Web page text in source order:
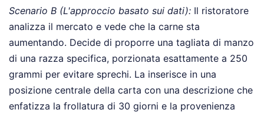
Scenario B (L'approccio basato sui dati): Il ristoratore
analizza il mercato e vede che la carne sta
aumentando. Decide di proporre una tagliata di manzo
di una razza specifica, porzionata esattamente a 250
grammi per evitare sprechi. La inserisce in una
posizione centrale della carta con una descrizione che
enfatizza la frollatura di 30 giorni e la provenienza